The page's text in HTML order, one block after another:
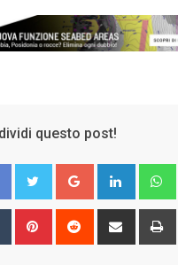
questo post!
Google+ LinkedIn
Tumblr Pinterest Reddit
Share